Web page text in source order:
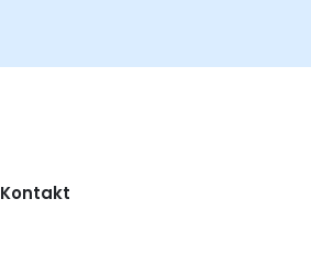
Kontakt